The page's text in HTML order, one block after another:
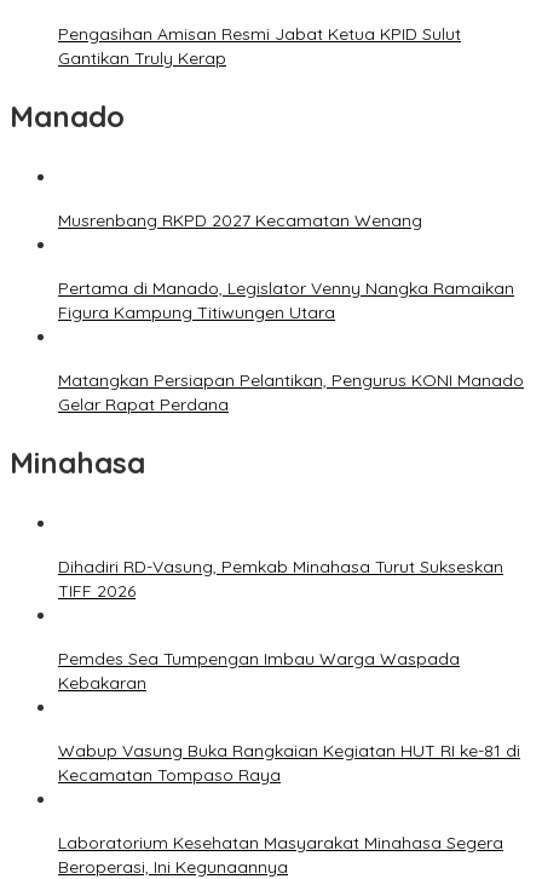
Pengasihan Amisan Resmi Jabat Ketua KPID Sulut
Gantikan Truly Kerap
Manado
Musrenbang RKPD 2027 Kecamatan Wenang
Pertama di Manado, Legislator Venny Nangka Ramaikan
Figura Kampung Titiwungen Utara
Matangkan Persiapan Pelantikan, Pengurus KONI Manado
Gelar Rapat Perdana
Minahasa
Dihadiri RD-Vasung, Pemkab Minahasa Turut Sukseskan
TIFF 2026
Pemdes Sea Tumpengan Imbau Warga Waspada
Kebakaran
Wabup Vasung Buka Rangkaian Kegiatan HUT RI ke-81 di
Kecamatan Tompaso Raya
Laboratorium Kesehatan Masyarakat Minahasa Segera
Beroperasi, Ini Kegunaannya